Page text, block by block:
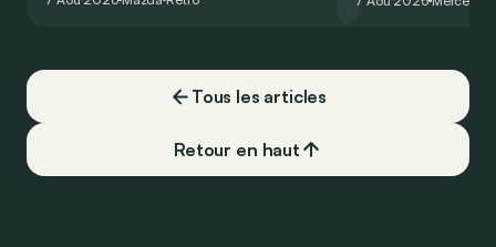
de la plus belle des manières…
moins…
Tous les articles
Retour en haut